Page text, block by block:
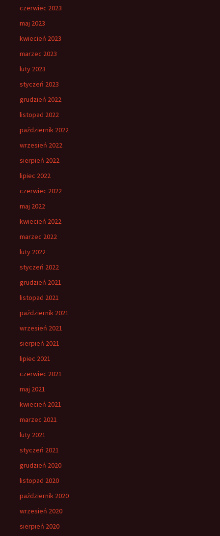
czerwiec 2023
maj 2023
kwiecień 2023
marzec 2023
luty 2023
styczeń 2023
grudzień 2022
listopad 2022
październik 2022
wrzesień 2022
sierpień 2022
lipiec 2022
czerwiec 2022
maj 2022
kwiecień 2022
marzec 2022
luty 2022
styczeń 2022
grudzień 2021
listopad 2021
październik 2021
wrzesień 2021
sierpień 2021
lipiec 2021
czerwiec 2021
maj 2021
kwiecień 2021
marzec 2021
luty 2021
styczeń 2021
grudzień 2020
listopad 2020
październik 2020
wrzesień 2020
sierpień 2020